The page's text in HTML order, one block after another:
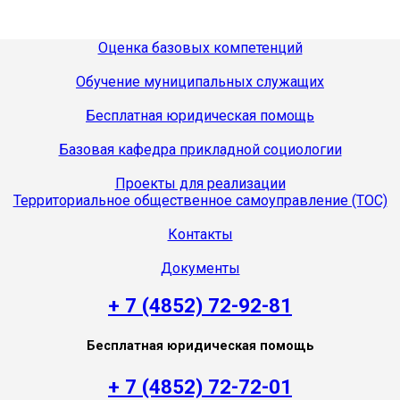
Оценка базовых компетенций
Обучение муниципальных служащих
Бесплатная юридическая помощь
Базовая кафедра прикладной социологии
Проекты для реализации
Территориальное общественное самоуправление (ТОС)
Контакты
Документы
+ 7 (4852) 72-92-81
Бесплатная юридическая помощь
+ 7 (4852) 72-72-01